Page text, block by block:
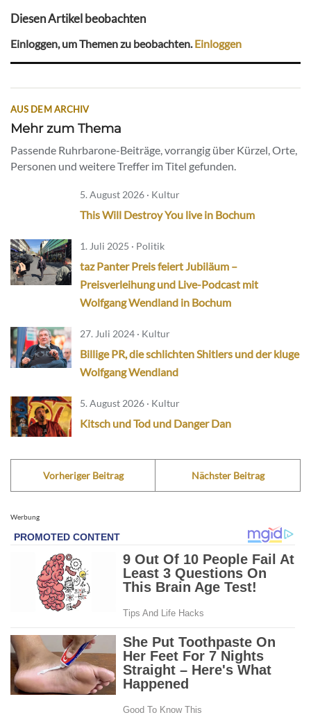
Diesen Artikel beobachten
Einloggen, um Themen zu beobachten. Einloggen
AUS DEM ARCHIV
Mehr zum Thema
Passende Ruhrbarone-Beiträge, vorrangig über Kürzel, Orte,
Personen und weitere Treffer im Titel gefunden.
5. August 2026 · Kultur
This Will Destroy You live in Bochum
1. Juli 2025 · Politik
taz Panter Preis feiert Jubiläum –
Preisverleihung und Live-Podcast mit
Wolfgang Wendland in Bochum
27. Juli 2024 · Kultur
Billige PR, die schlichten Shitlers und der kluge
Wolfgang Wendland
5. August 2026 · Kultur
Kitsch und Tod und Danger Dan
Vorheriger Beitrag Nächster Beitrag
Werbung